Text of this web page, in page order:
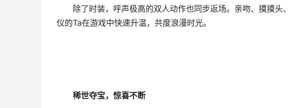
除了时装，呼声极高的双人动作也同步返场。亲吻、摸摸头
仪的Ta在游戏中快速升温，共度浪漫时光。
稀世夺宝，惊喜不断